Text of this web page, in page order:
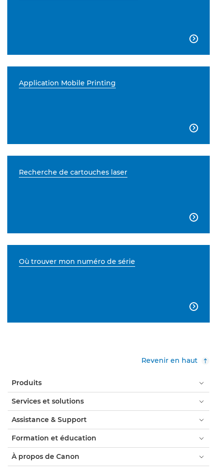

Application Mobile Printing

Recherche de cartouches laser

Où trouver mon numéro de série

Revenir en haut
Produits
Services et solutions
Assistance & Support
Formation et éducation
À propos de Canon